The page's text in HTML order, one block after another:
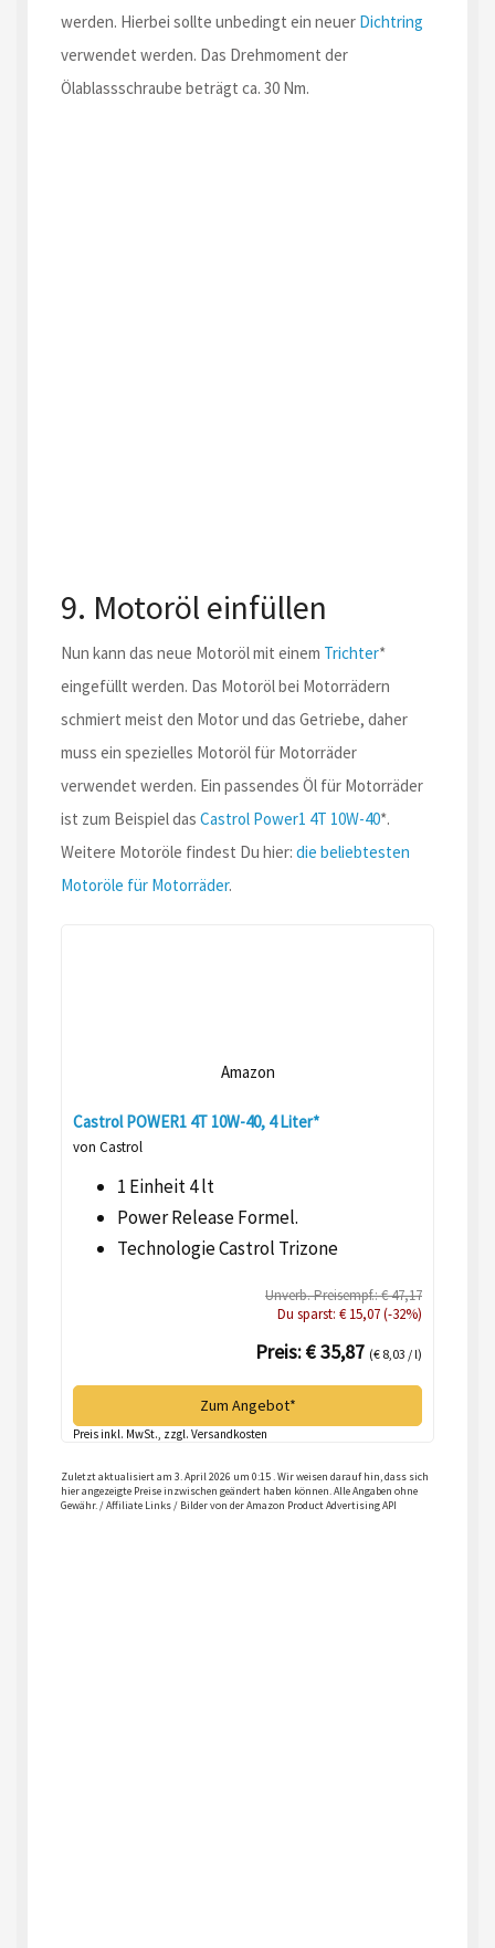
werden. Hierbei sollte unbedingt ein neuer Dichtring
verwendet werden. Das Drehmoment der
Ölablassschraube beträgt ca. 30 Nm.
9. Motoröl einfüllen
Nun kann das neue Motoröl mit einem Trichter*
eingefüllt werden. Das Motoröl bei Motorrädern
schmiert meist den Motor und das Getriebe, daher
muss ein spezielles Motoröl für Motorräder
verwendet werden. Ein passendes Öl für Motorräder
ist zum Beispiel das Castrol Power1 4T 10W-40*.
Weitere Motoröle findest Du hier: die beliebtesten
Motoröle für Motorräder.
Amazon
Castrol POWER1 4T 10W-40, 4 Liter*
von Castrol
1 Einheit 4 lt
Power Release Formel.
Technologie Castrol Trizone
Unverb. Preisempf.: € 47,17
Du sparst: € 15,07 (-32%)
Preis: € 35,87 (€ 8,03 / l)
Zum Angebot*
Preis inkl. MwSt., zzgl. Versandkosten
Zuletzt aktualisiert am 3. April 2026 um 0:15 . Wir weisen darauf hin, dass sich
hier angezeigte Preise inzwischen geändert haben können. Alle Angaben ohne
Gewähr. / Affiliate Links / Bilder von der Amazon Product Advertising API